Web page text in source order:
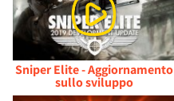
Sniper Elite - Aggiornamento
sullo sviluppo